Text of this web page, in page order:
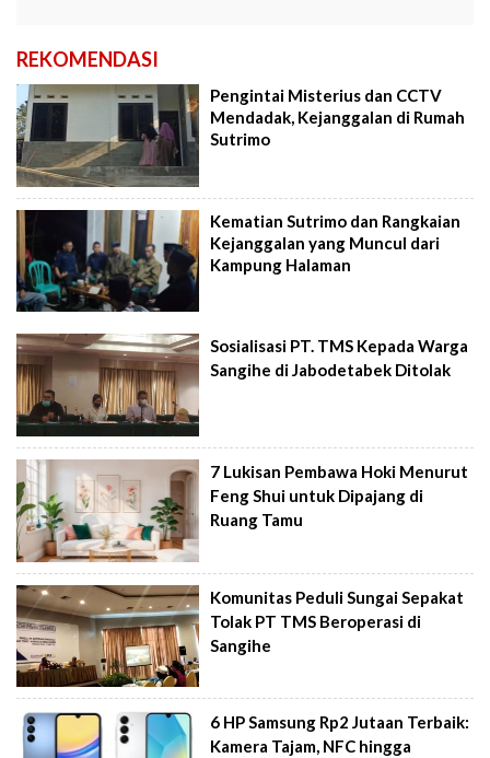
REKOMENDASI
Pengintai Misterius dan CCTV
Mendadak, Kejanggalan di Rumah
Sutrimo
Kematian Sutrimo dan Rangkaian
Kejanggalan yang Muncul dari
Kampung Halaman
Sosialisasi PT. TMS Kepada Warga
Sangihe di Jabodetabek Ditolak
7 Lukisan Pembawa Hoki Menurut
Feng Shui untuk Dipajang di
Ruang Tamu
Komunitas Peduli Sungai Sepakat
Tolak PT TMS Beroperasi di
Sangihe
6 HP Samsung Rp2 Jutaan Terbaik:
Kamera Tajam, NFC hingga